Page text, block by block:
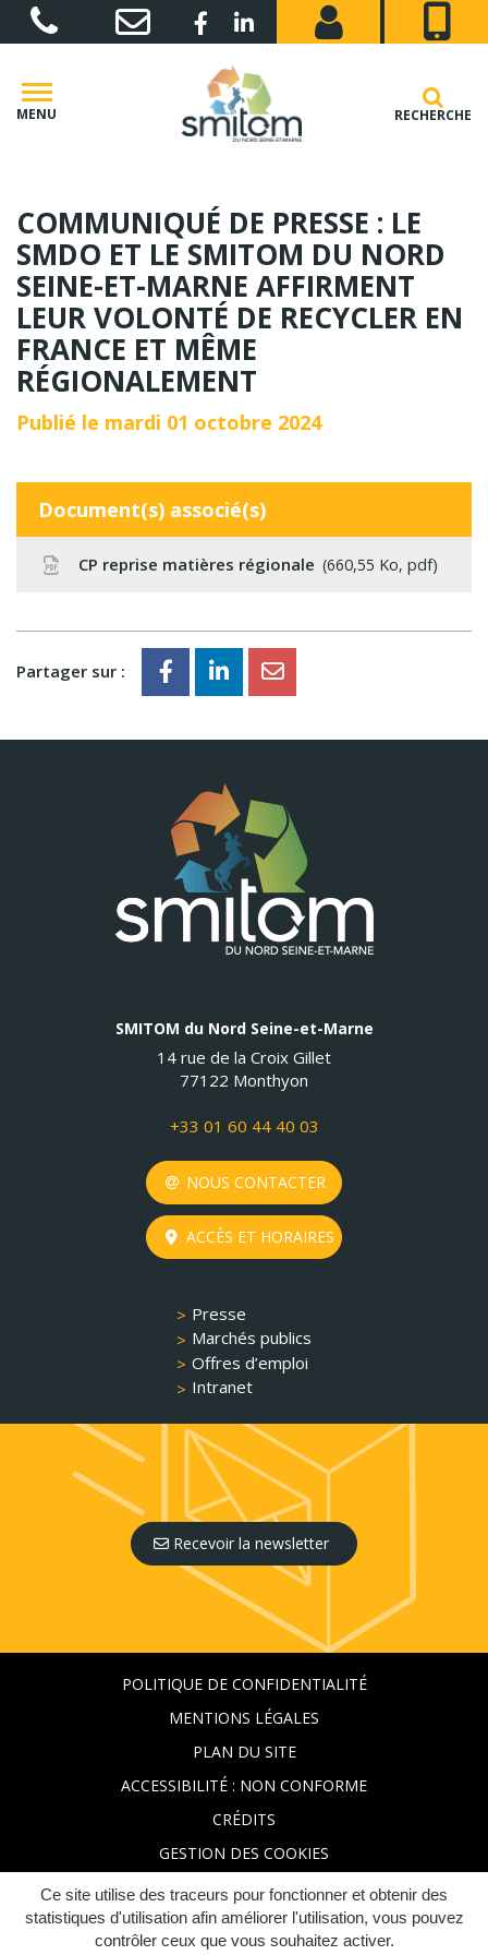
Gestion des traceurs
Ce site utilise des traceurs pour fonctionner et obtenir des
statistiques d'utilisation afin améliorer l'utilisation, vous pouvez
contrôler ceux que vous souhaitez activer.
Lien vers le compte Facebook
Lien vers le compte Linkedin
MENU RECHERCHE
COMMUNIQUÉ DE PRESSE : LE
SMDO ET LE SMITOM DU NORD
SEINE-ET-MARNE AFFIRMENT
LEUR VOLONTÉ DE RECYCLER EN
FRANCE ET MÊME
RÉGIONALEMENT
Publié le mardi 01 octobre 2024
Document(s) associé(s)
CP reprise matières régionale 660,55 Ko, pdf
Partager sur :
SMITOM du Nord Seine-et-Marne
14 rue de la Croix Gillet
77122 Monthyon
+33 01 60 44 40 03
NOUS CONTACTER
ACCÈS ET HORAIRES
Presse
Marchés publics
Offres d’emploi
Intranet
Recevoir la newsletter
POLITIQUE DE CONFIDENTIALITÉ
MENTIONS LÉGALES
PLAN DU SITE
ACCESSIBILITÉ : NON CONFORME
CRÉDITS
GESTION DES COOKIES